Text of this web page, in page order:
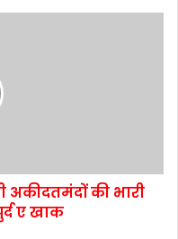
अकीदतमंदों की भारी
ए खाक